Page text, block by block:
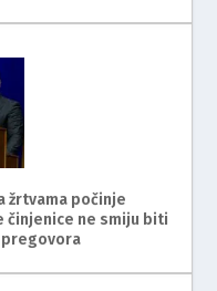
žrtvama počinje
činjenice ne smiju biti